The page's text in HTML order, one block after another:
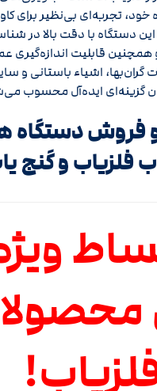
خود، تجربه‌ای بی‌نظیر برای
دستگاه با دقت بالا در
قابلیت اندازه‌گیری
اشیاء باستانی و
گزینه‌ای ایده‌آل محسوب
فروش دستگاه
فلزیاب و گنج